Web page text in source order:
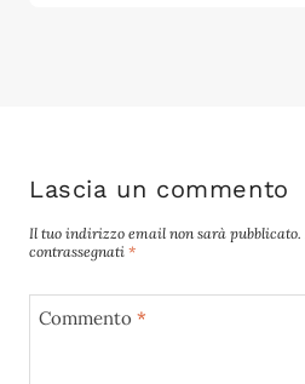
Lascia un commento
Il tuo indirizzo email non sarà pubblicato.
contrassegnati *
Commento *